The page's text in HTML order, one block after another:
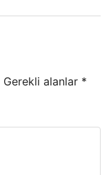
Gerekli alanlar *